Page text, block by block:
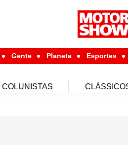
Gente Planeta Esportes
COLUNISTAS